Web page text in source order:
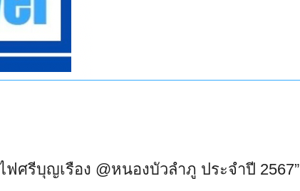
ศรีบุญเรือง @หนองบัวลำภู ประจำปี 2567”